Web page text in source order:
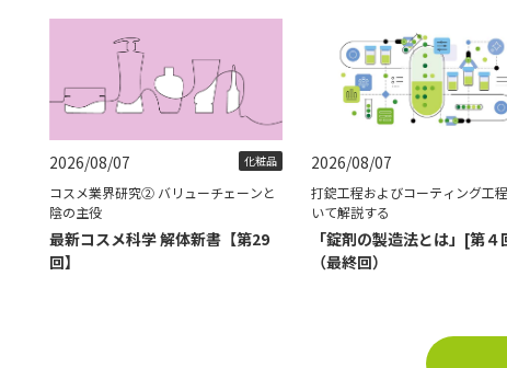
2026/08/07 化粧品
コスメ業界研究② バリューチェーンと
陰の主役
最新コスメ科学 解体新書【第29
回】
2026/08/07
打錠工程およびコーティング工
いて解説する
「錠剤の製造法とは」[第４
（最終回）